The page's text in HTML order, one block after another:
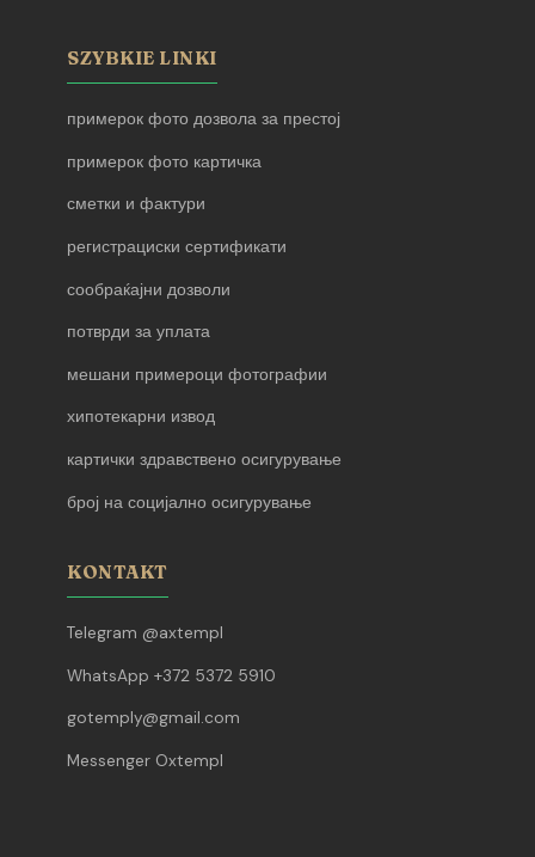
SZYBKIE LINKI
примерок фото дозвола за престој
примерок фото картичка
сметки и фактури
регистрациски сертификати
сообраќајни дозволи
потврди за уплата
мешани примероци фотографии
хипотекарни извод
картички здравствено осигурување
број на социјално осигурување
KONTAKT
Telegram @axtempl
WhatsApp +372 5372 5910
gotemply@gmail.com
Messenger Oxtempl